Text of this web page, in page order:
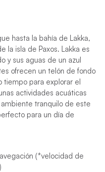
hasta la bahía de Lakka,
la isla de Paxos. Lakka es
y sus aguas de un azul
ofrecen un telón de fondo
para explorar el
actividades acuáticas
tranquilo de este
para un día de
(*velocidad de